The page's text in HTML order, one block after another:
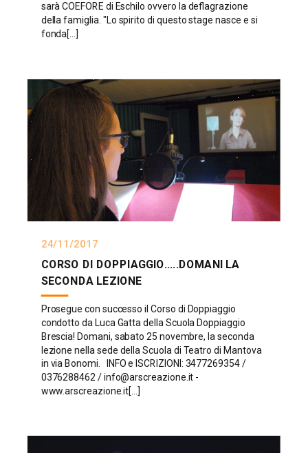
sarà COEFORE di Eschilo ovvero la deflagrazione
della famiglia. "Lo spirito di questo stage nasce e si
fonda[...]
24/11/2017
CORSO DI DOPPIAGGIO.....DOMANI LA
SECONDA LEZIONE
Prosegue con successo il Corso di Doppiaggio
condotto da Luca Gatta della Scuola Doppiaggio
Brescia! Domani, sabato 25 novembre, la seconda
lezione nella sede della Scuola di Teatro di Mantova
in via Bonomi. INFO e ISCRIZIONI: 3477269354 /
0376288462 / info@arscreazione.it -
www.arscreazione.it[...]